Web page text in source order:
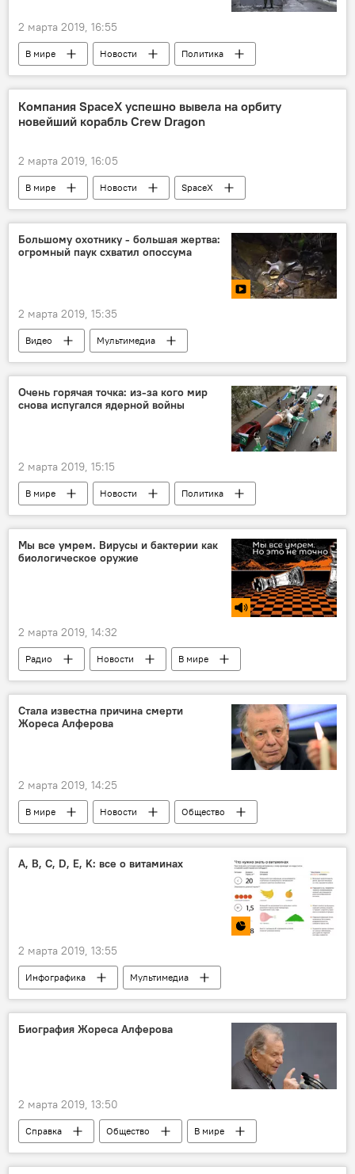
2 марта 2019, 16:55
В мире Новости
Политика
Происшествия
ЛНР
Компания SpaceX успешно вывела на орбиту
новейший корабль Crew Dragon
2 марта 2019, 16:05
В мире Новости
SpaceX
Элон Маск
Большому охотнику - большая жертва:
огромный паук схватил опоссума
2 марта 2019, 15:35
Видео
Мультимедиа
National Geographic
Очень горячая точка: из-за кого мир
снова испугался ядерной войны
2 марта 2019, 15:15
В мире Новости
Политика
Происшествия
Индия Пакистан
Мы все умрем. Вирусы и бактерии как
биологическое оружие
2 марта 2019, 14:32
Радио Новости
В мире
Подкасты РИА
Стала известна причина смерти
Жореса Алферова
2 марта 2019, 14:25
В мире Новости
Общество
Происшествия
Жорес Алферов
A, B, C, D, E, K: все о витаминах
2 марта 2019, 13:55
Инфографика
Мультимедиа
Общество
витамины
Биография Жореса Алферова
2 марта 2019, 13:50
Справка Общество
В мире
Жорес Алферов